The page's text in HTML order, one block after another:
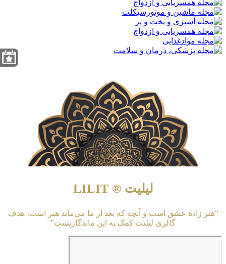
لیلیت ® LILIT
“هنر زادهٔ عشق است و آنچه که بعد از ما می‌ماند هنر است، هدف
گالری لیلیت کمک به این ماندگاریست”